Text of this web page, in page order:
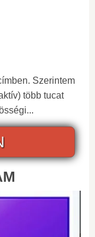
Szerintem
több tucat